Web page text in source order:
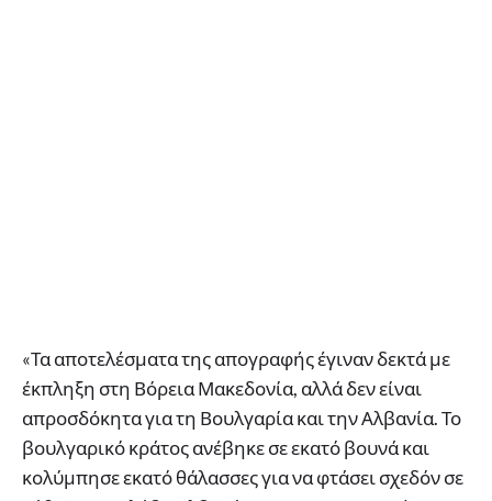
«Τα αποτελέσματα της απογραφής έγιναν δεκτά με
έκπληξη στη Βόρεια Μακεδονία, αλλά δεν είναι
απροσδόκητα για τη Βουλγαρία και την Αλβανία. Το
βουλγαρικό κράτος ανέβηκε σε εκατό βουνά και
κολύμπησε εκατό θάλασσες για να φτάσει σχεδόν σε